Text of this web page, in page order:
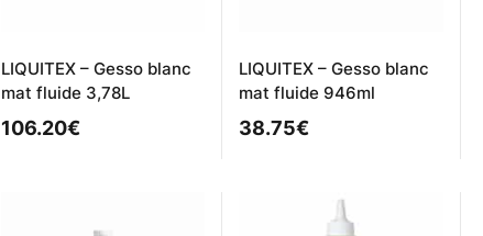
LIQUITEX – Gesso blanc
mat fluide 3,78L
106.20€
LIQUITEX – Gesso blanc
mat fluide 946ml
38.75€